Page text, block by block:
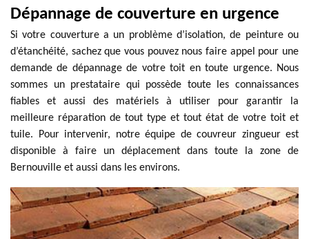
Dépannage de couverture en urgence
Si votre couverture a un problème d’isolation, de peinture ou
d’étanchéité, sachez que vous pouvez nous faire appel pour une
demande de dépannage de votre toit en toute urgence. Nous
sommes un prestataire qui possède toute les connaissances
fiables et aussi des matériels à utiliser pour garantir la
meilleure réparation de tout type et tout état de votre toit et
tuile. Pour intervenir, notre équipe de couvreur zingueur est
disponible à faire un déplacement dans toute la zone de
Bernouville et aussi dans les environs.